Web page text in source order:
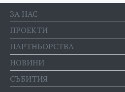
ЗА НАС
ПРОЕКТИ
ПАРТНЬОРСТВА
НОВИНИ
СЪБИТИЯ